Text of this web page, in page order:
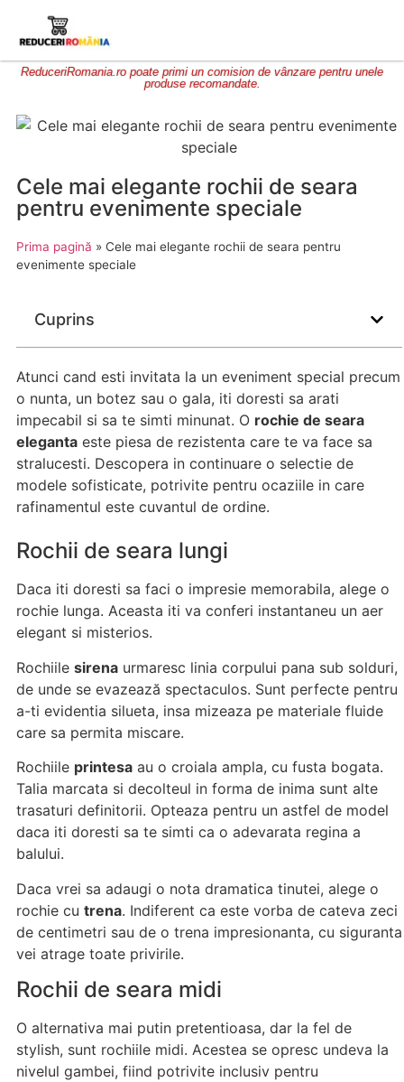
ReduceriRomania.ro poate primi un comision de vânzare pentru unele
produse recomandate.
Cele mai elegante rochii de seara
pentru evenimente speciale
Prima pagină » Cele mai elegante rochii de seara pentru
evenimente speciale
Cuprins
Atunci cand esti invitata la un eveniment special precum
o nunta, un botez sau o gala, iti doresti sa arati
impecabil si sa te simti minunat. O rochie de seara
eleganta este piesa de rezistenta care te va face sa
stralucesti. Descopera in continuare o selectie de
modele sofisticate, potrivite pentru ocaziile in care
rafinamentul este cuvantul de ordine.
Rochii de seara lungi
Daca iti doresti sa faci o impresie memorabila, alege o
rochie lunga. Aceasta iti va conferi instantaneu un aer
elegant si misterios.
Rochiile sirena urmaresc linia corpului pana sub solduri,
de unde se evazează spectaculos. Sunt perfecte pentru
a-ti evidentia silueta, insa mizeaza pe materiale fluide
care sa permita miscare.
Rochiile printesa au o croiala ampla, cu fusta bogata.
Talia marcata si decolteul in forma de inima sunt alte
trasaturi definitorii. Opteaza pentru un astfel de model
daca iti doresti sa te simti ca o adevarata regina a
balului.
Daca vrei sa adaugi o nota dramatica tinutei, alege o
rochie cu trena. Indiferent ca este vorba de cateva zeci
de centimetri sau de o trena impresionanta, cu siguranta
vei atrage toate privirile.
Rochii de seara midi
O alternativa mai putin pretentioasa, dar la fel de
stylish, sunt rochiile midi. Acestea se opresc undeva la
nivelul gambei, fiind potrivite inclusiv pentru